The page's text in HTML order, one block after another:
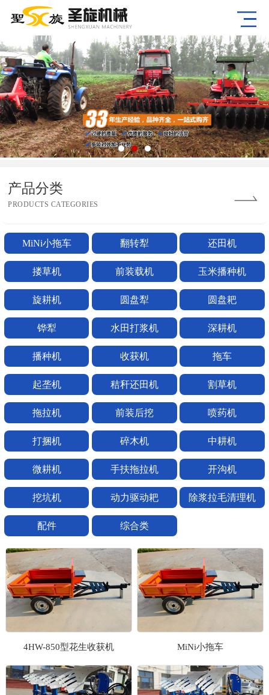
产品分类
PRODUCTS CATEGORIES
MiNi小拖车 翻转犁 还田机
搂草机 前装载机 玉米播种机
旋耕机 圆盘犁 圆盘耙
铧犁 水田打浆机 深耕机
播种机 收获机 拖车
起垄机 秸秆还田机 割草机
拖拉机 前装后挖 喷药机
打捆机 碎木机 中耕机
微耕机 手扶拖拉机 开沟机
挖坑机 动力驱动耙 除浆拉毛清理机
配件 综合类
4HW-850型花生收获机 MiNi小拖车